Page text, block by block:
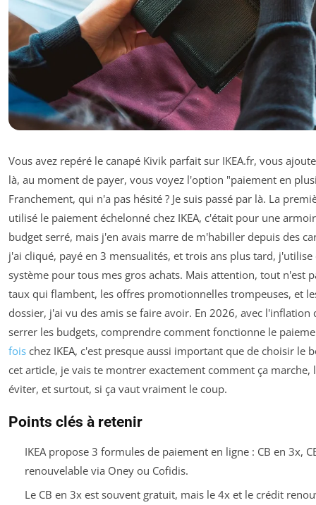
Vous avez repéré le canapé Kivik parfait sur IKEA.fr, vous
là, au moment de payer, vous voyez l'option "paiement en
Franchement, qui n'a pas hésité ? Je suis passé par là. La
utilisé le paiement échelonné chez IKEA, c'était pour une
budget serré, mais j'en avais marre de m'habiller depuis des
j'ai cliqué, payé en 3 mensualités, et trois ans plus tard, j'utilise
système pour tous mes gros achats. Mais attention, tout n'est
taux qui flambent, les offres promotionnelles trompeuses, et
dossier, j'ai vu des amis se faire avoir. En 2026, avec l'inflation
serrer les budgets, comprendre comment fonctionne le
fois chez IKEA, c'est presque aussi important que de choisir le
cet article, je vais te montrer exactement comment ça marche,
éviter, et surtout, si ça vaut vraiment le coup.
Points clés à retenir
IKEA propose 3 formules de paiement en ligne : CB en 3x,
renouvelable via Oney ou Cofidis.
Le CB en 3x est souvent gratuit, mais le 4x et le crédit